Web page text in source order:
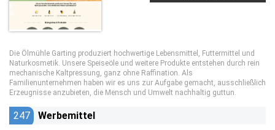
Die Ölmühle Garting produziert hochwertige Lebensmittel, Futtermittel und
Naturkosmetik. Unsere Speiseöle und weitere Produkte entstehen durch rein
mechanische Kaltpressung, ganz ohne Raffination. Als
Familienunternehmen haben wir es uns zur Aufgabe gemacht, ausschließlich
Erzeugnisse anzubieten, die Mensch und Umwelt nachhaltig guttun.
247 Werbemittel